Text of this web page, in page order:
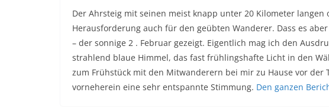
Der Ahrsteig mit seinen meist knapp unter 20 Kilometer
Herausforderung auch für den geübten Wanderer. Dass es
– der sonnige 2 . Februar gezeigt. Eigentlich mag ich den
strahlend blaue Himmel, das fast frühlingshafte Licht in den
zum Frühstück mit den Mitwanderern bei mir zu Hause vor der
vorneherein eine sehr entspannte Stimmung. Den ganzen